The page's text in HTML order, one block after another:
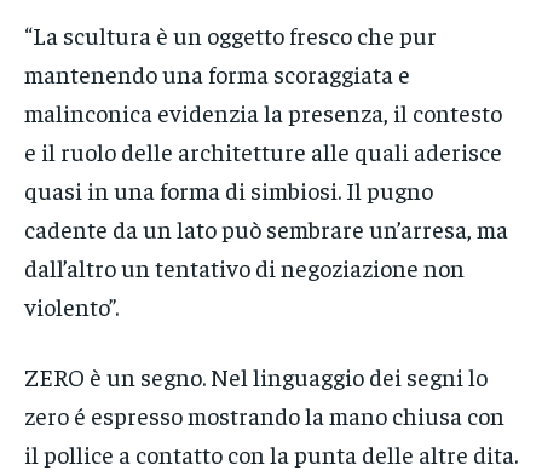
“La scultura è un oggetto fresco che pur
mantenendo una forma scoraggiata e
malinconica evidenzia la presenza, il contesto
e il ruolo delle architetture alle quali aderisce
quasi in una forma di simbiosi. Il pugno
cadente da un lato può sembrare un’arresa, ma
dall’altro un tentativo di negoziazione non
violento”.
ZERO è un segno. Nel linguaggio dei segni lo
zero é espresso mostrando la mano chiusa con
il pollice a contatto con la punta delle altre dita.